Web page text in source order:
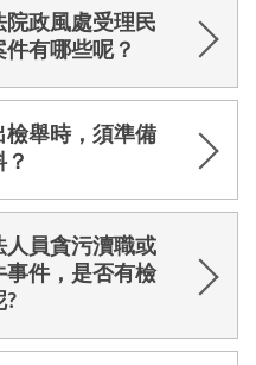
院政風處受理民
件有哪些呢？
檢舉時，須準備
人員貪污瀆職或
事件，是否有檢
?